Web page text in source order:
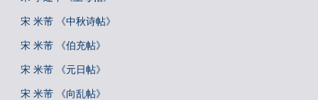
宋 米芾 《中秋诗帖》
宋 米芾 《伯充帖》
宋 米芾 《元日帖》
宋 米芾 《向乱帖》